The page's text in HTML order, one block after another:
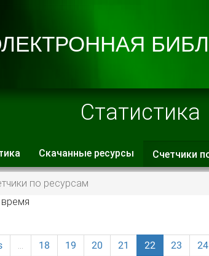
Статистика
Скачанные ресурсы Счетчики
по ресурсам
время
… 18 19 20 21 22 23 24